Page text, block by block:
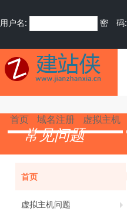
用户名: 密 码:
首页 域名注册 虚拟主机
常见问题
首页
虚拟主机问题